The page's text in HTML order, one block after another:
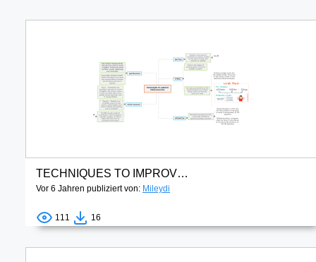
TECHNIQUES TO IMPROVE PRONUNCIATION
Vor 6 Jahren publiziert von: Mileydi
111 16